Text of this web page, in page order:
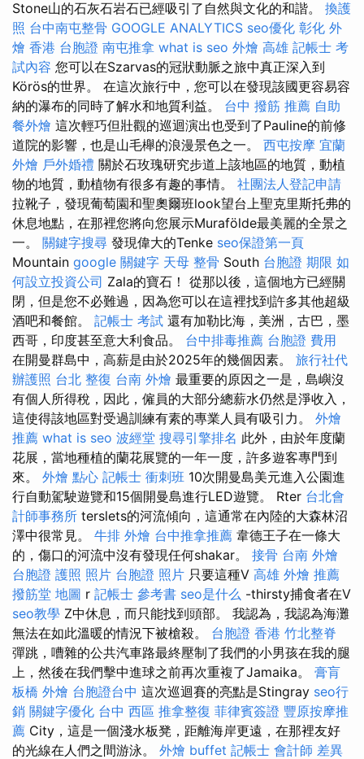
Stone山的石灰石岩石已經吸引了自然與文化的和諧。 換護
照 台中南屯整骨 GOOGLE ANALYTICS seo優化 彰化 外
燴 香港 台胞證 南屯推拿 what is seo 外燴 高雄 記帳士 考
試內容 您可以在Szarvas的冠狀動脈之旅中真正深入到
Körös的世界。 在這次旅行中，您可以在發現該國更容易容
納的瀑布的同時了解水和地質利益。 台中 撥筋 推薦 自助
餐外燴 這次輕巧但壯觀的巡迴演出也受到了Pauline的前修
道院的影響，也是山毛櫸的浪漫景色之一。 西屯按摩 宜蘭
外燴 戶外婚禮 關於石玫瑰研究步道上該地區的地質，動植
物的地質，動植物有很多有趣的事情。 社團法人登記申請
拉靴子，發現葡萄園和聖奧爾班look望台上聖克里斯托弗的
休息地點，在那裡您將向您展示Murafölde最美麗的全景之
一。 關鍵字搜尋 發現偉大的Tenke seo保證第一頁
Mountain google 關鍵字 天母 整骨 South 台胞證 期限 如
何設立投資公司 Zala的寶石！ 從那以後，這個地方已經關
閉，但是您不必難過，因為您可以在這裡找到許多其他超級
酒吧和餐館。 記帳士 考試 還有加勒比海，美洲，古巴，墨
西哥，印度甚至意大利食品。 台中排毒推薦 台胞證 費用
在開曼群島中，高薪是由於2025年的幾個因素。 旅行社代
辦護照 台北 整復 台南 外燴 最重要的原因之一是，島嶼沒
有個人所得稅，因此，僱員的大部分總薪水仍然是淨收入，
這使得該地區對受過訓練有素的專業人員有吸引力。 外燴
推薦 what is seo 波經堂 搜尋引擎排名 此外，由於年度蘭
花展，當地種植的蘭花展覽的一年一度，許多遊客專門到
來。 外燴 點心 記帳士 衝刺班 10次開曼島美元進入公園進
行自動駕駛遊覽和15個開曼島進行LED遊覽。 Rter 台北會
計師事務所 terslets的河流傾向，這通常在內陸的大森林沼
澤中很常見。 牛排 外燴 台中推拿推薦 韋德王子在一條大
的，傷口的河流中沒有發現任何shakar。 接骨 台南 外燴
台胞證 護照 照片 台胞證 照片 只要這種V 高雄 外燴 推薦
撥筋堂 地圖 r 記帳士 參考書 seo是什么 -thirsty捕食者在V
seo教學 Z中休息，而只能找到頭部。 我認為，我認為海灘
無法在如此溫暖的情況下被槍殺。 台胞證 香港 竹北整脊
彈跳，嘈雜的公共汽車路最終壓制了我們的小男孩在我的腿
上，然後在我們擊中進球之前再次重複了Jamaika。 膏肓
板橋 外燴 台胞證台中 這次巡迴賽的亮點是Stingray seo行
銷 關鍵字優化 台中 西區 推拿整復 菲律賓簽證 豐原按摩推
薦 City，這是一個淺水板凳，距離海岸更遠，在那裡友好
的光線在人們之間游泳。 外燴 buffet 記帳士 會計師 差異